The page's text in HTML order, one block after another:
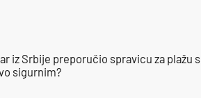
iz Srbije preporučio spravicu za plažu s
sigurnim?